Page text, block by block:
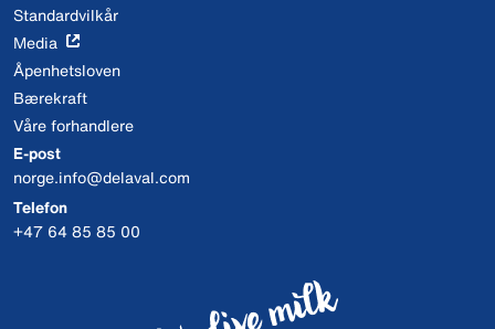
Standardvilkår
Media
Åpenhetsloven
Bærekraft
Våre forhandlere
E-post
norge.info@delaval.com
Telefon
+47 64 85 85 00